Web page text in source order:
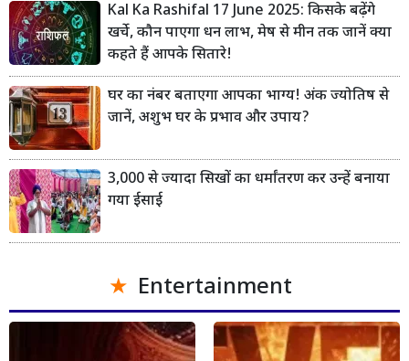
Kal Ka Rashifal 17 June 2025: किसके बढ़ेंगे
खर्चे, कौन पाएगा धन लाभ, मेष से मीन तक जानें क्या
कहते हैं आपके सितारे!
घर का नंबर बताएगा आपका भाग्य! अंक ज्योतिष से
जानें, अशुभ घर के प्रभाव और उपाय?
3,000 से ज्यादा सिखों का धर्मांतरण कर उन्हें बनाया
गया ईसाई
Entertainment